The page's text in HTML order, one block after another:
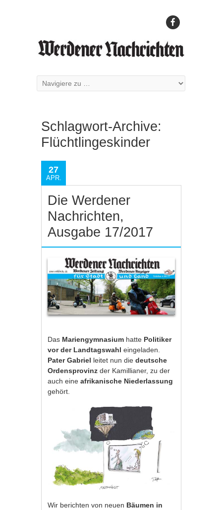
Schlagwort-Archive:
Flüchtlingeskinder
27
APR.
Die Werdener
Nachrichten,
Ausgabe 17/2017
Das Mariengymnasium hatte Politiker
vor der Landtagswahl eingeladen.
Pater Gabriel leitet nun diedeutsche
Ordensprovinz der Kamillianer, zu der
auch eineafrikanische Niederlassung
gehört.
Wir berichten von neuen Bäumen in